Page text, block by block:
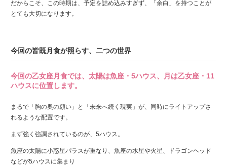
だからこそ、この時期は、予定を詰め込みすぎず、「余白」を持つことが
とても大切になります。
今回の皆既月食が照らす、二つの世界
今回の乙女座月食では、太陽は魚座・5ハウス、月は乙女座・11
ハウスに位置します。
まるで「胸の奥の願い」と「未来へ続く現実」が、同時にライトアップさ
れるような配置です。
まず強く強調されているのが、5ハウス。
魚座の太陽に小惑星パラスが重なり、魚座の水星や火星、ドラゴンヘッド
などが5ハウスに集まり